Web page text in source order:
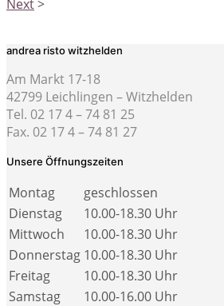
Next>
andrea risto witzhelden
Am Markt 17-18
42799 Leichlingen – Witzhelden
Tel. 02 17 4 – 74 81 25
Fax. 02 17 4 – 74 81 27
Unsere Öffnungszeiten
Montag
geschlossen
Dienstag
10.00-18.30 Uhr
Mittwoch
10.00-18.30 Uhr
Donnerstag 10.00-18.30 Uhr
Freitag
10.00-18.30 Uhr
Samstag
10.00-16.00 Uhr